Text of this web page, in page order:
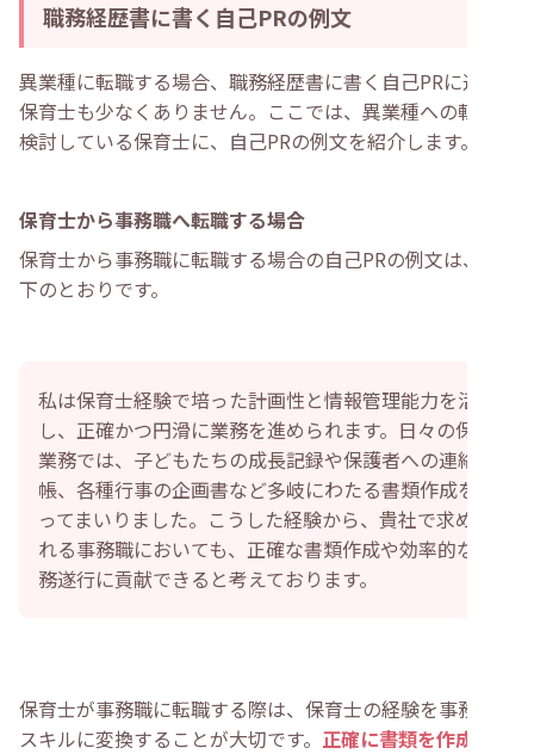
職務経歴書に書く自己PRの例文
異業種に転職する場合、職務経歴書に書く自己PRに迷う
保育士も少なくありません。ここでは、異業種への転職を
検討している保育士に、自己PRの例文を紹介します。
保育士から事務職へ転職する場合
保育士から事務職に転職する場合の自己PRの例文は、以
下のとおりです。
私は保育士経験で培った計画性と情報管理能力を活か
し、正確かつ円滑に業務を進められます。日々の保育
業務では、子どもたちの成長記録や保護者への連絡
帳、各種行事の企画書など多岐にわたる書類作成を行
ってまいりました。こうした経験から、貴社で求めら
れる事務職においても、正確な書類作成や効率的な業
務遂行に貢献できると考えております。
保育士が事務職に転職する際は、保育士の経験を事務職の
スキルに変換することが大切です。 正確に書類を作成する